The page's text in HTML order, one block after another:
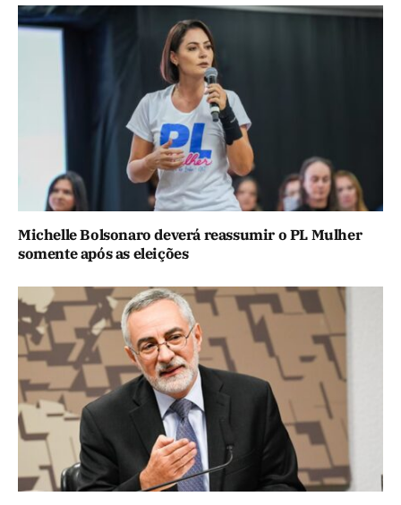
Michelle Bolsonaro deverá reassumir o PL Mulher
somente após as eleições